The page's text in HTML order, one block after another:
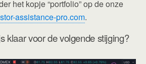
het kopje “portfolio” op de onze
assistance-pro.com.
klaar voor de volgende stijging?